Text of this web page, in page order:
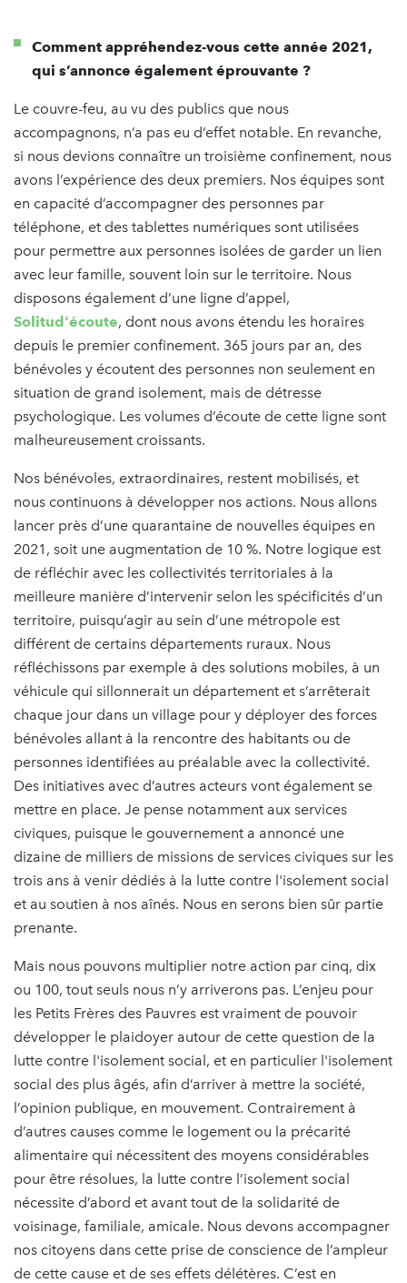
Comment appréhendez-vous cette année 2021,
qui s’annonce également éprouvante ?
Le couvre-feu, au vu des publics que nous
accompagnons, n’a pas eu d’effet notable. En revanche,
si nous devions connaître un troisième confinement, nous
avons l’expérience des deux premiers. Nos équipes sont
en capacité d’accompagner des personnes par
téléphone, et des tablettes numériques sont utilisées
pour permettre aux personnes isolées de garder un lien
avec leur famille, souvent loin sur le territoire. Nous
disposons également d’une ligne d’appel,
Solitud'écoute, dont nous avons étendu les horaires
depuis le premier confinement. 365 jours par an, des
bénévoles y écoutent des personnes non seulement en
situation de grand isolement, mais de détresse
psychologique. Les volumes d’écoute de cette ligne sont
malheureusement croissants.
Nos bénévoles, extraordinaires, restent mobilisés, et
nous continuons à développer nos actions. Nous allons
lancer près d’une quarantaine de nouvelles équipes en
2021, soit une augmentation de 10 %. Notre logique est
de réfléchir avec les collectivités territoriales à la
meilleure manière d’intervenir selon les spécificités d’un
territoire, puisqu’agir au sein d’une métropole est
différent de certains départements ruraux. Nous
réfléchissons par exemple à des solutions mobiles, à un
véhicule qui sillonnerait un département et s’arrêterait
chaque jour dans un village pour y déployer des forces
bénévoles allant à la rencontre des habitants ou de
personnes identifiées au préalable avec la collectivité.
Des initiatives avec d’autres acteurs vont également se
mettre en place. Je pense notamment aux services
civiques, puisque le gouvernement a annoncé une
dizaine de milliers de missions de services civiques sur les
trois ans à venir dédiés à la lutte contre l'isolement social
et au soutien à nos aînés. Nous en serons bien sûr partie
prenante.
Mais nous pouvons multiplier notre action par cinq, dix
ou 100, tout seuls nous n’y arriverons pas. L’enjeu pour
les Petits Frères des Pauvres est vraiment de pouvoir
développer le plaidoyer autour de cette question de la
lutte contre l'isolement social, et en particulier l'isolement
social des plus âgés, afin d’arriver à mettre la société,
l’opinion publique, en mouvement. Contrairement à
d’autres causes comme le logement ou la précarité
alimentaire qui nécessitent des moyens considérables
pour être résolues, la lutte contre l’isolement social
nécessite d’abord et avant tout de la solidarité de
voisinage, familiale, amicale. Nous devons accompagner
nos citoyens dans cette prise de conscience de l’ampleur
de cette cause et de ses effets délétères. C’est en